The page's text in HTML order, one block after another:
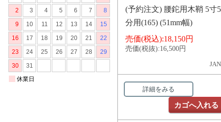
(予約注文) 腰鉈用木鞘 5寸5
分用(165) (51mm幅)
売価(税込):18,150円
売価(税抜):16,500円
詳細をみる
カゴへ入れる